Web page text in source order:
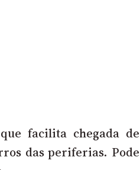
facilita chegada de
das periferias. Pode